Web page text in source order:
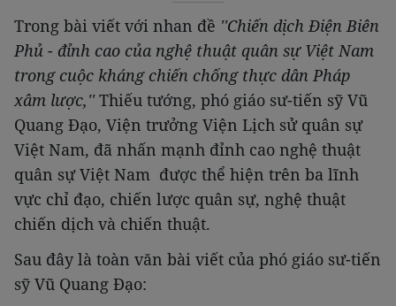
Trong bài viết với nhan đề ''Chiến dịch Điện Biên
Phủ - đỉnh cao của nghệ thuật quân sự Việt Nam
trong cuộc kháng chiến chống thực dân Pháp
xâm lược,''Thiếu tướng, phó giáo sư-tiến sỹ Vũ
Quang Đạo, Viện trưởng Viện Lịch sử quân sự
Việt Nam, đã nhấn mạnh đỉnh cao nghệ thuật
quân sự Việt Nam được thể hiện trên ba lĩnh
vực chỉ đạo, chiến lược quân sự, nghệ thuật
chiến dịch và chiến thuật.
Sau đây là toàn văn bài viết của phó giáo sư-tiến
sỹ Vũ Quang Đạo: